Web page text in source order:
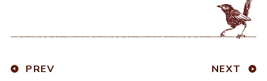
PREV NEXT